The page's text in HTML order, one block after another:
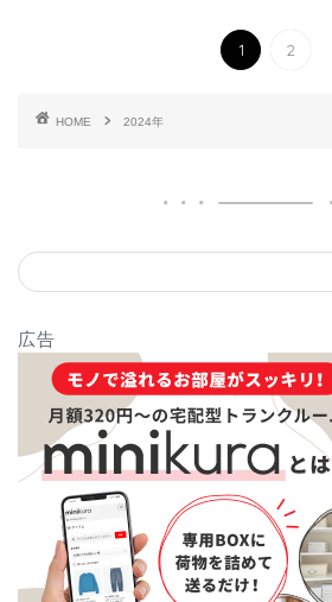
1 2
HOME 2024年
広告